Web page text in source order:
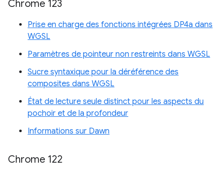
Chrome 123
Prise en charge des fonctions intégrées DP4a dans
WGSL
Paramètres de pointeur non restreints dans WGSL
Sucre syntaxique pour la déréférence des
composites dans WGSL
État de lecture seule distinct pour les aspects du
pochoir et de la profondeur
Informations sur Dawn
Chrome 122